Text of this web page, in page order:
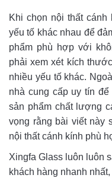
Khi chọn nội thất
yếu tố khác nhau để
phẩm phù hợp với
phải xem xét kích
nhiều yếu tố khác.
nhà cung cấp uy tín
sản phẩm chất lượng
vọng rằng bài viết này
nội thất cánh kính phù
Xingfa Glass luôn luôn
khách hàng nhanh